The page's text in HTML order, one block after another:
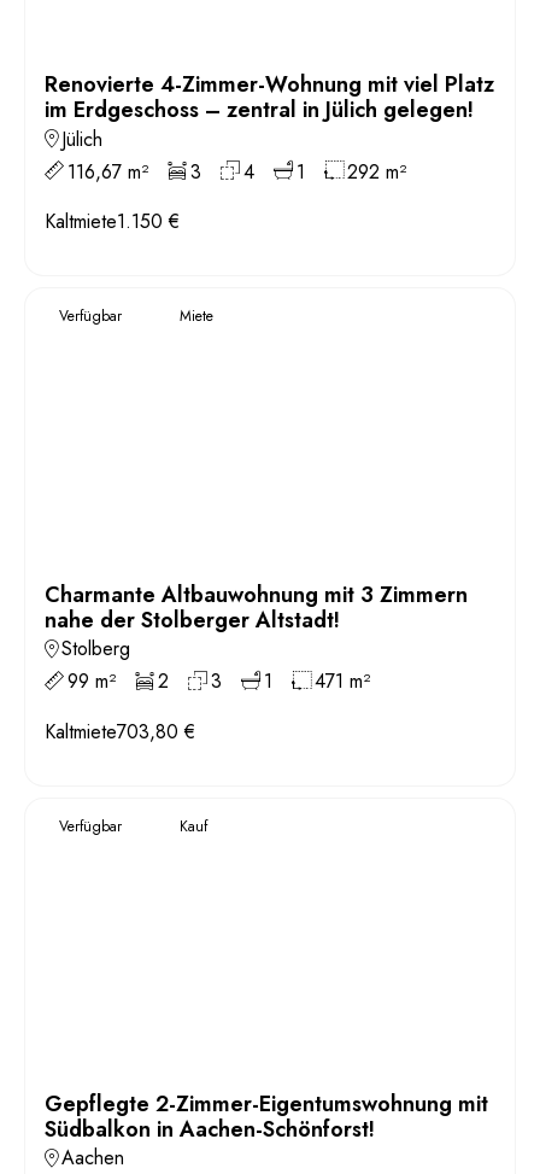
Renovierte 4-Zimmer-Wohnung mit viel Platz
im Erdgeschoss – zentral in Jülich gelegen!
Jülich
116,67 m²
3 4 1
292 m²
Kaltmiete1.150 €
Verfügbar Miete
Charmante Altbauwohnung mit 3 Zimmern
nahe der Stolberger Altstadt!
Stolberg
99 m²
2 3 1
471 m²
Kaltmiete703,80 €
Verfügbar Kauf
Gepflegte 2-Zimmer-Eigentumswohnung mit
Südbalkon in Aachen-Schönforst!
Aachen